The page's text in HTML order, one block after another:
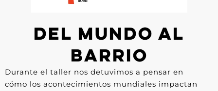
DEL MUNDO AL
BARRIO
Durante el taller nos detuvimos a pensar en
cómo los acontecimientos mundiales impactan